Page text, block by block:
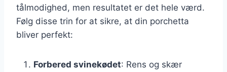
tålmodighed, men resultatet er det hele værd.
Følg disse trin for at sikre, at din porchetta
bliver perfekt:
Forbered svinekødet: Rens og skær